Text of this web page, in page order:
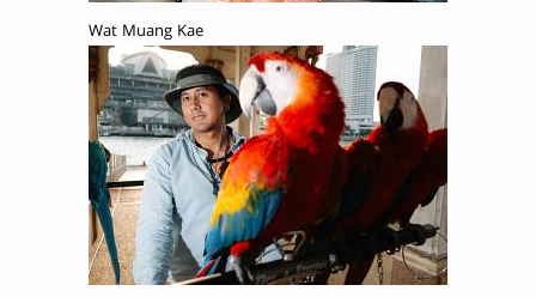
Wat Muang Kae